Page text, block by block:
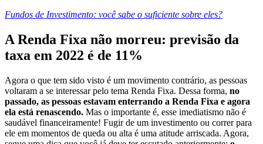
Fundos de Investimento: você sabe o suficiente sobre eles?
A Renda Fixa não morreu: previsão da
taxa em 2022 é de 11%
Agora o que tem sido visto é um movimento contrário, as pessoas
voltaram a se interessar pelo tema Renda Fixa. Dessa forma, no
passado, as pessoas estavam enterrando a Renda Fixa e agora
ela está renascendo. Mas o importante é, esse imediatismo não é
saudável financeiramente! Fugir de um investimento ou correr para
ele em momentos de queda ou alta é uma atitude arriscada. Agora,